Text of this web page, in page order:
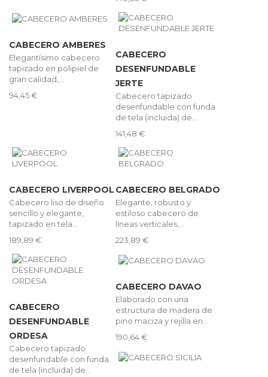
CABECERO AMBERES
Elegantísimo cabecero
tapizado en polipiel de
gran calidad,...
94,45 €
CABECERO
DESENFUNDABLE
JERTE
Cabecero tapizado
desenfundable con funda
de tela (incluida) de...
141,48 €
CABECERO LIVERPOOL
Cabecero liso de diseño
sencillo y elegante,
tapizado en tela...
189,89 €
CABECERO BELGRADO
Elegante, robusto y
estiloso cabecero de
líneas verticales,...
223,89 €
CABECERO
DESENFUNDABLE
ORDESA
Cabecero tapizado
desenfundable con funda
de tela (incluida) de...
CABECERO DAVAO
Elaborado con una
estructura de madera de
pino maciza y rejilla en...
190,64 €